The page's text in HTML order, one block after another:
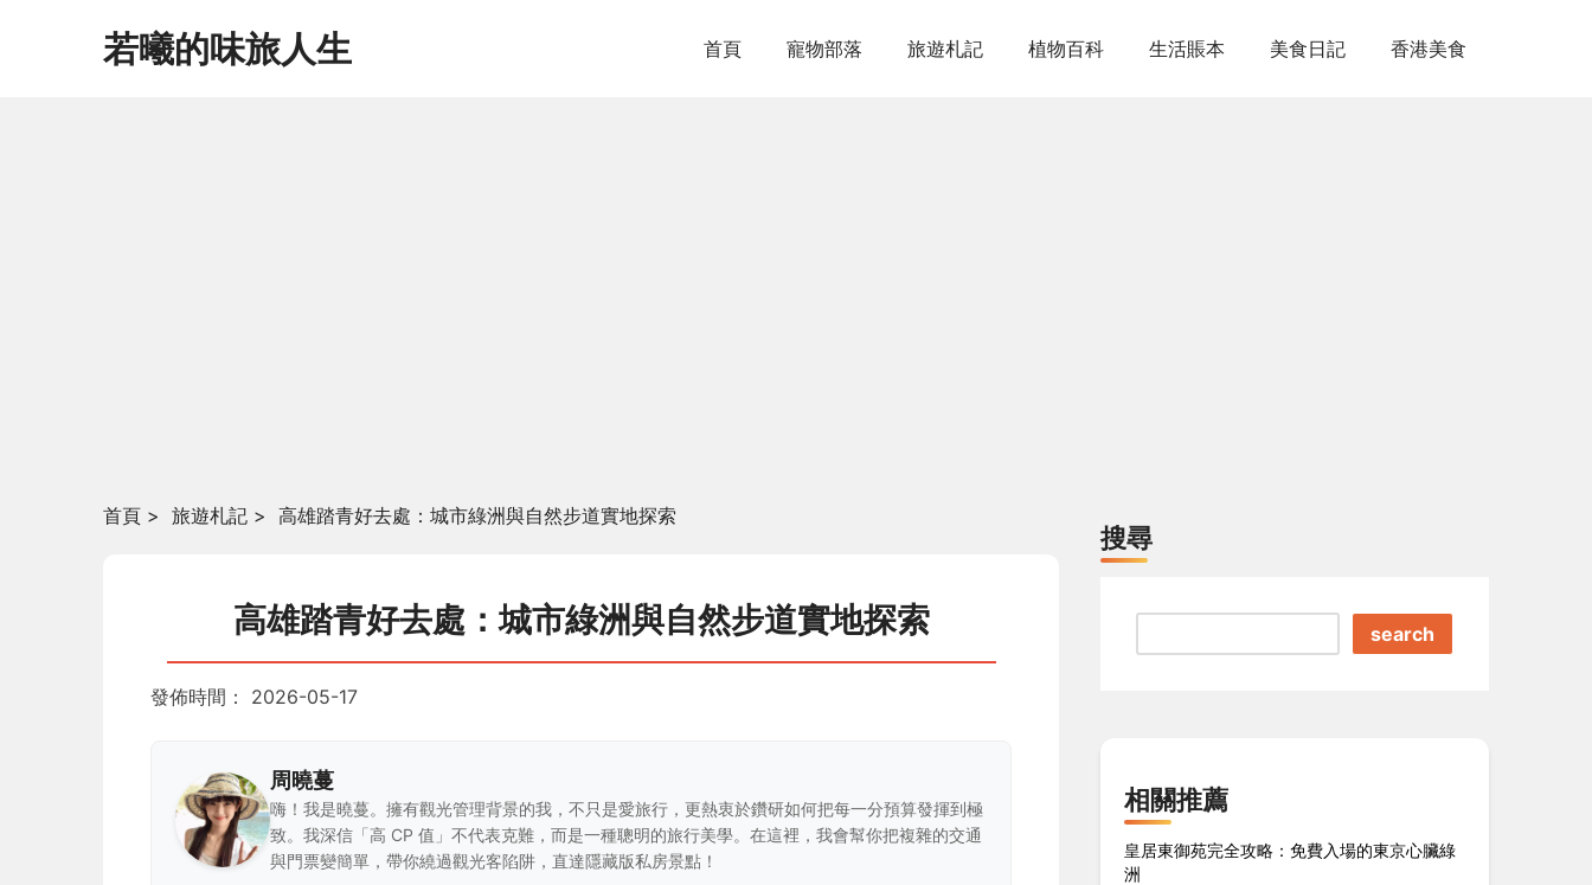
若曦的味旅人生 首頁 寵物部落 旅遊札記 植物百科 生活賬本 美食日記 香港美食
首頁 > 旅遊札記 > 高雄踏青好去處：城市綠洲與自然步道實地探索
高雄踏青好去處：城市綠洲與自然步道實地探索
發佈時間： 2026-05-17
周曉蔓
嗨！我是曉蔓。擁有觀光管理背景的我，不只是愛旅行，更熱衷於鑽研如何把每一分預算發揮到極
致。我深信「高 CP 值」不代表克難，而是一種聰明的旅行美學。在這裡，我會幫你把複雜的交通
與門票變簡單，帶你繞過觀光客陷阱，直達隱藏版私房景點！
搜尋
search
相關推薦
皇居東御苑完全攻略：免費入場的東京心臟綠
洲